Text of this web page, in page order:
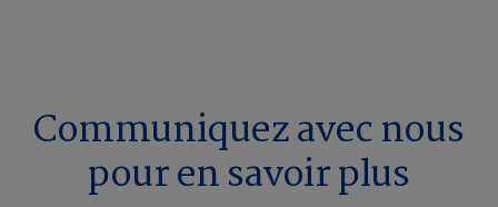
Communiquez avec nous
pour en savoir plus